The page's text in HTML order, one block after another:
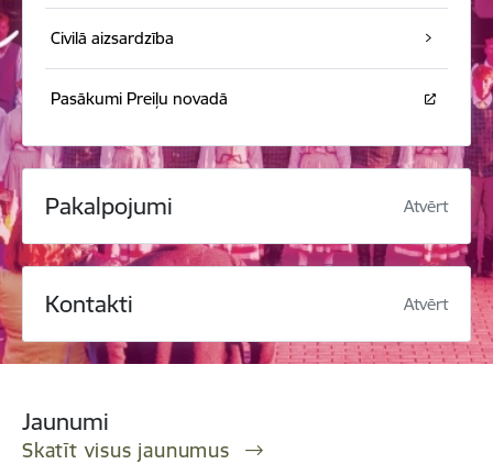
Civilā aizsardzība
Pasākumi Preiļu novadā
Pakalpojumi Atvērt
Kontakti Atvērt
Jaunumi
Skatīt visus jaunumus